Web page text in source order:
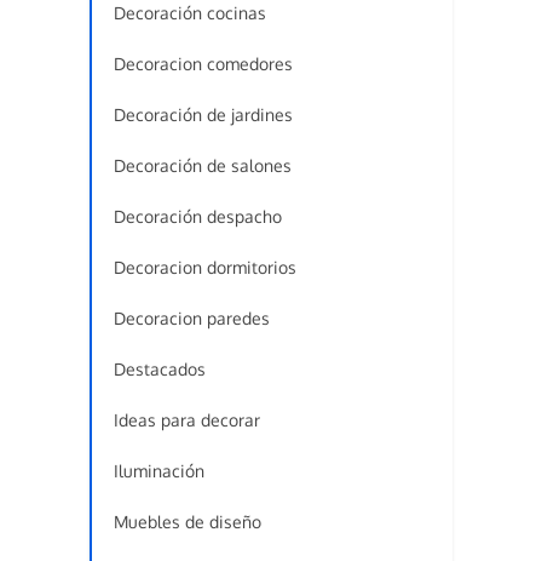
Decoración cocinas
Decoracion comedores
Decoración de jardines
Decoración de salones
Decoración despacho
Decoracion dormitorios
Decoracion paredes
Destacados
Ideas para decorar
Iluminación
Muebles de diseño